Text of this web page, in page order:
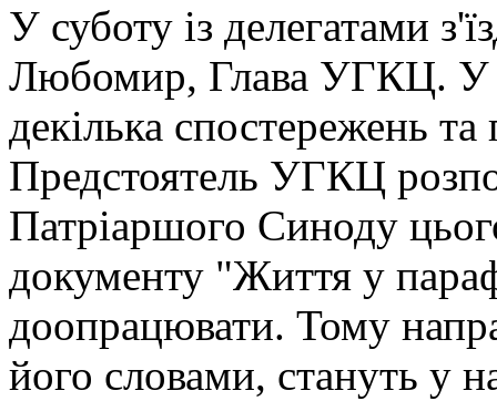
У суботу із делегатами
Любомир, Глава УГКЦ. У
декілька спостережень
Предстоятель УГКЦ
Патріаршого Синоду
документу "Життя у
доопрацювати. Тому
його словами, стануть у